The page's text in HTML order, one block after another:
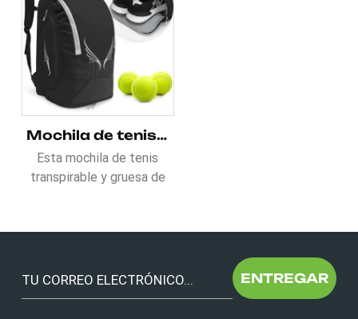
Mochila de tenis transpirable y gruesa de 35 l con bolsillo para zapatos
Esta mochila de tenis
transpirable y gruesa de
compartimento superior,
compartimento para
ENTREGAR